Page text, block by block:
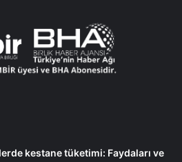
kestane tüketimi: Faydaları ve